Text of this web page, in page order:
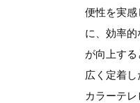
便性を実
に、効率
が向上す
広く定着し
カラーテ